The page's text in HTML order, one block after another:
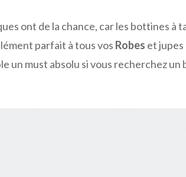
ont de la chance, car les bottines à
parfait à tous vos Robes et
un must absolu si vous recherchez